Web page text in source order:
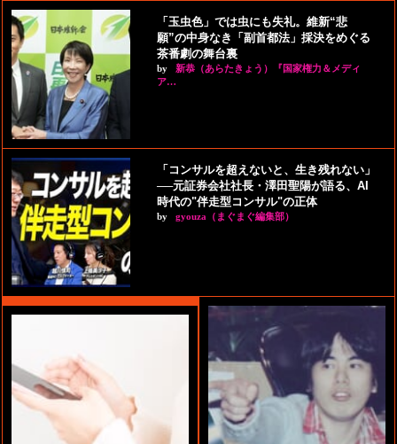
「玉虫色」では虫にも失礼。維新“悲
願”の中身なき「副首都法」採決をめぐる
茶番劇の舞台裏
by
新恭（あらたきょう）『国家権力＆メディ
ア…
「コンサルを超えないと、生き残れない」
──元証券会社社長・澤田聖陽が語る、AI
時代の"伴走型コンサル"の正体
by gyouza（まぐまぐ編集部）